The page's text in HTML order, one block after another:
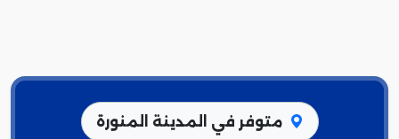
متوفر في المدينة المنورة